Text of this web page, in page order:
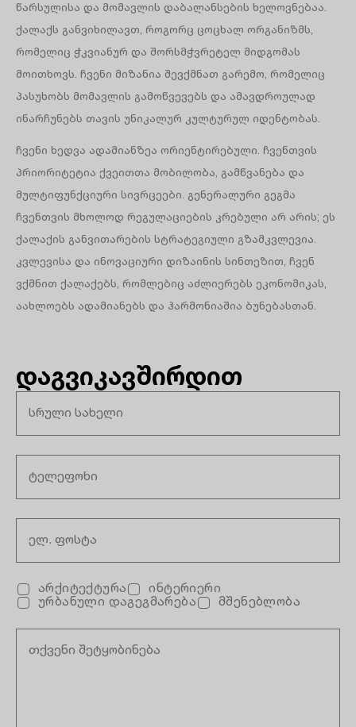
წარსულისა და მომავლის დაბალანსების ხელოვნებაა.
ქალაქს განვიხილავთ, როგორც ცოცხალ ორგანიზმს,
რომელიც ჭკვიანურ და შორსმჭვრეტელ მიდგომას
მოითხოვს. ჩვენი მიზანია შევქმნათ გარემო, რომელიც
პასუხობს მომავლის გამოწვევებს და ამავდროულად
ინარჩუნებს თავის უნიკალურ კულტურულ იდენტობას.
ჩვენი ხედვა ადამიანზეა ორიენტირებული. ჩვენთვის
პრიორიტეტია ქვეითთა მობილობა, გამწვანება და
მულტიფუნქციური სივრცეები. გენერალური გეგმა
ჩვენთვის მხოლოდ რეგულაციების კრებული არ არის; ეს
ქალაქის განვითარების სტრატეგიული გზამკვლევია.
კვლევისა და ინოვაციური დიზაინის სინთეზით, ჩვენ
ვქმნით ქალაქებს, რომლებიც აძლიერებს ეკონომიკას,
აახლოებს ადამიანებს და ჰარმონიაშია ბუნებასთან.
დაგვიკავშირდით
არქიტექტურა
ინტერიერი
ურბანული დაგეგმარება
მშენებლობა